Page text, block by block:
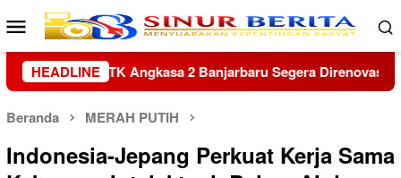
Loncat
ke
konten
Menu
Mobile
HEADLINE
Segera Direnovasi Kapolres Sambas Silaturahmi ke
Beranda MERAH PUTIH
Indonesia-Jepang Perkuat Kerja Sama